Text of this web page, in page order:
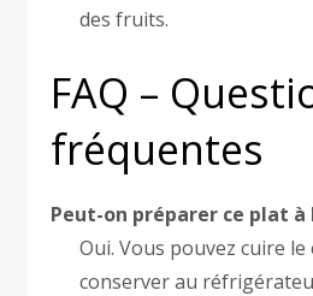
des fruits.
FAQ –
fréquentes
Peut-on préparer ce plat à
Oui. Vous pouvez cuire
conserver au